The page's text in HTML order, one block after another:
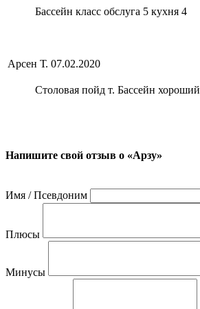
Бассейн класс обслуга 5 кухня 4
Арсен Т. 07.02.2020
Столовая пойд т. Бассейн хороший
Напишите свой отзыв о «Арзу»
Имя / Псевдоним
Плюсы
Минусы